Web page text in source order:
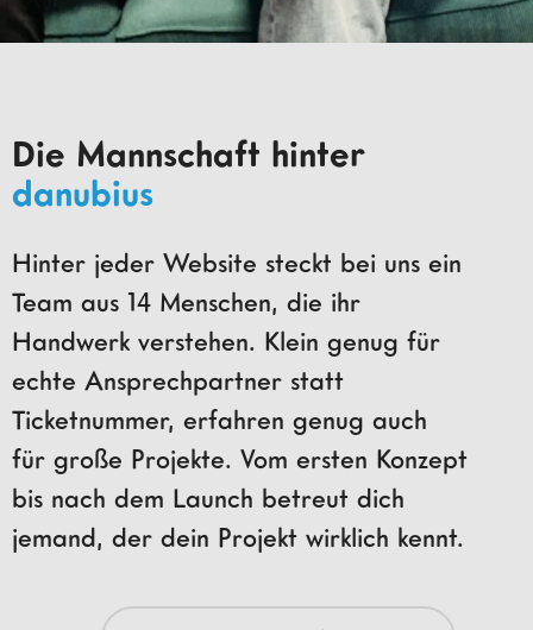
Die Mannschaft hinter
danubius
Hinter jeder Website steckt bei uns ein
Team aus 14 Menschen, die ihr
Handwerk verstehen. Klein genug für
echte Ansprechpartner statt
Ticketnummer, erfahren genug auch
für große Projekte. Vom ersten Konzept
bis nach dem Launch betreut dich
jemand, der dein Projekt wirklich kennt.